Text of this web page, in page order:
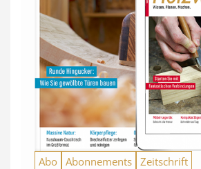
Abo Abonnements Zeitschrift